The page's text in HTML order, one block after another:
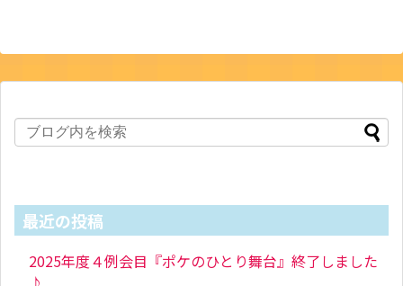
最近の投稿
2025年度４例会目『ポケのひとり舞台』終了しました